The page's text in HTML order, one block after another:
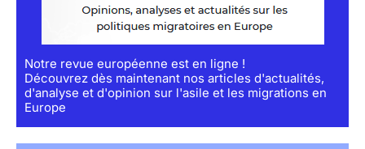
Notre revue européenne est en ligne !
Découvrez dès maintenant nos articles d'actualités,
d'analyse et d'opinion sur l'asile et les migrations en
Europe